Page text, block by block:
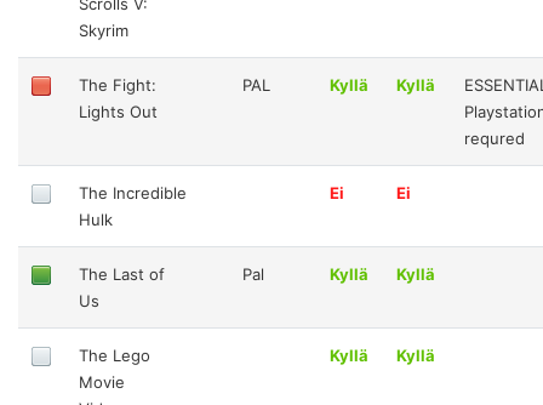
Skyrim
The Fight:
Lights Out
PAL Kyllä Kyllä
requred
The Incredible
Hulk
Ei Ei
The Last of
Us
Pal Kyllä Kyllä
The Lego
Movie
Kyllä Kyllä